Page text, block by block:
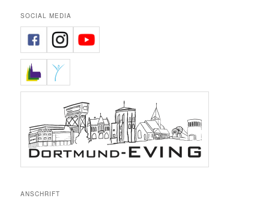
SOCIAL MEDIA
ANSCHRIFT